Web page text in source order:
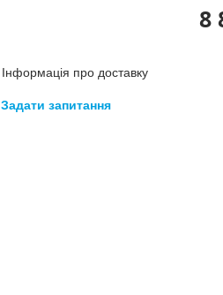
8
Інформація про доставку
Задати запитання